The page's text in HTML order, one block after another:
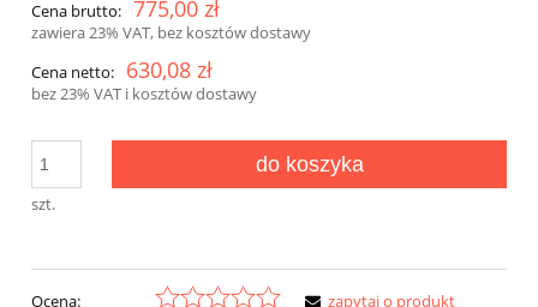
Cena brutto: 775,00 zł
zawiera 23% VAT, bez kosztów dostawy
Cena netto:
630,08 zł
bez 23% VAT i kosztów dostawy
szt.
do koszyka
Ocena:
zapytaj o produkt